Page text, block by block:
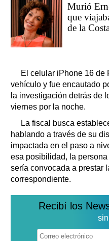
Murió
que
de la
El celular iPhone 16 de
vehículo y fue encautado
la investigación detrás de
viernes por la noche.
La fiscal busca
hablando a través de su
impactada en el paso a
esa posibilidad, la
sería convocada a prestar
correspondiente.
Recibí los